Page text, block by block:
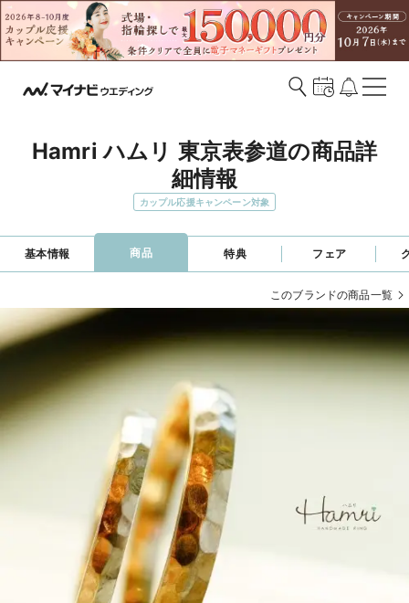
Hamri ハムリ 東京表参道の商品詳
細情報
カップル応援キャンペーン対象
基本情報 商品 特典 フェア
このブランドの商品一覧